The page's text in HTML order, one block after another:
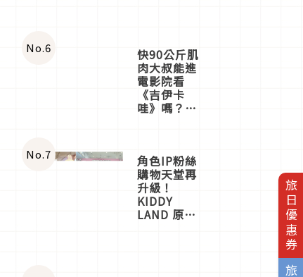
旅日優惠券
No.6 快90公斤肌
肉大叔能進
電影院看
《吉伊卡
哇》嗎？日
nagano老師
一同給出了
答案
No.7 角色IP粉絲
購物天堂再
升級！
KIDDY
LAND 原宿